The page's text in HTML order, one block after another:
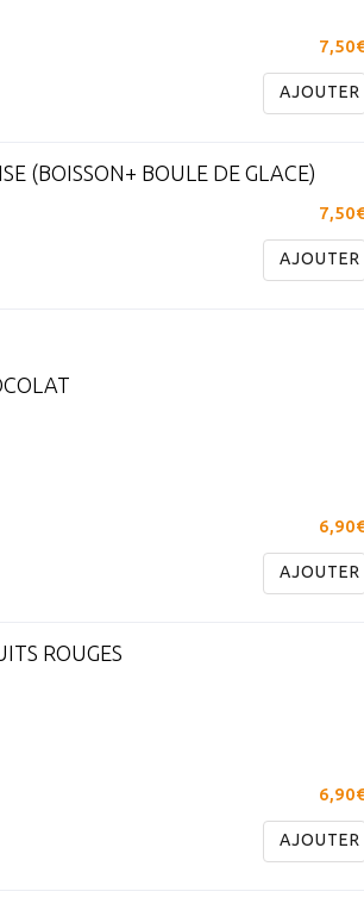
AJOUTER
(BOISSON+ BOULE DE GLACE)
AJOUTER
AJOUTER
ROUGES
AJOUTER